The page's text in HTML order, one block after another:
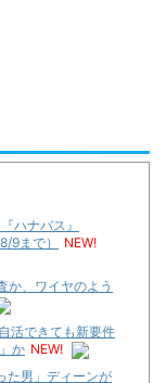
ハナバス』
9まで）
NEW!
か、ワイヤのよう
活できても新要件
か NEW!
男」ディーンが